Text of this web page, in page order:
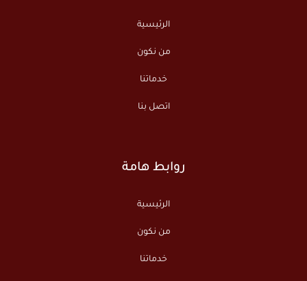
الرئيسية
من نكون
خدماتنا
اتصل بنا
روابط هامة
الرئيسية
من نكون
خدماتنا